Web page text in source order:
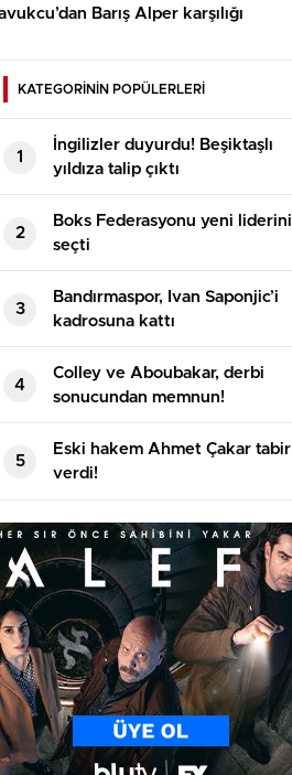
Barış Alper karşılığı
KATEGORİNİN POPÜLERLERİ
1
İngilizler duyurdu! Beşiktaşlı
yıldıza talip çıktı
2
Boks Federasyonu yeni liderini
seçti
3
Bandırmaspor, Ivan Saponjic’i
kadrosuna kattı
4
Colley ve Aboubakar, derbi
sonucundan memnun!
5
Eski hakem Ahmet Çakar tabir
verdi!